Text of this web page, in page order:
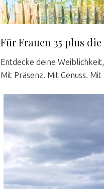
Für Frauen 35 plus
Entdecke deine
Mit Präsenz. Mit Genuss. Mit